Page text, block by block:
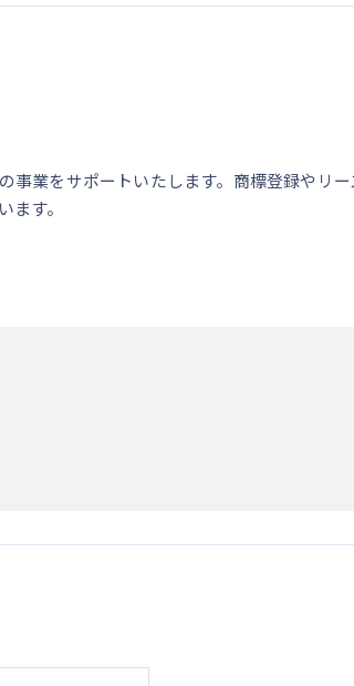
業をサポートいたします。商標登録やリ
す。